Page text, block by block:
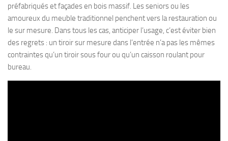
préfabriqués et façades en bois massif. Les seniors ou les
amoureux du meuble traditionnel penchent vers la restauration ou
le sur mesure. Dans tous les cas, anticiper l’usage, c’est éviter bien
des regrets : un tiroir sur mesure dans l’entrée n’a pas les mêmes
contraintes qu’un tiroir sous four ou qu’un caisson roulant pour
bureau.